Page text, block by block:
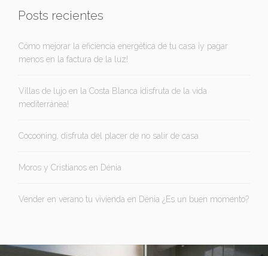
Posts recientes
Cómo mejorar la eficiencia energética de tu casa ¡y pagar
menos en la factura de la luz!
Villas de lujo en la Costa Blanca ¡disfruta de la vida
mediterránea!
Cocooning, disfruta del placer de no salir de casa
Moros y Cristianos en Dénia
Vender en verano tu vivienda en Dénia ¿Es un buen momento?